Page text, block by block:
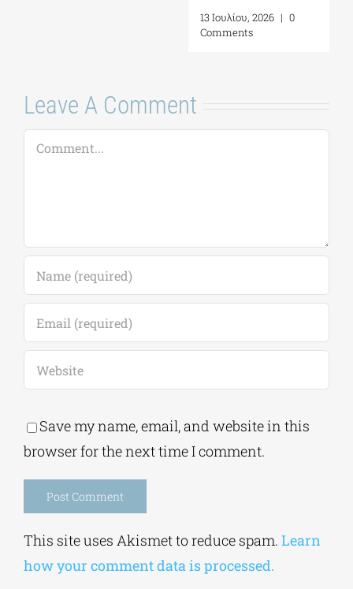
17 Ιουλίου, 2026
Leave A Comment
Comment
Save my name, email, and website in this
Alternative:
This site uses Akismet to reduce spam.